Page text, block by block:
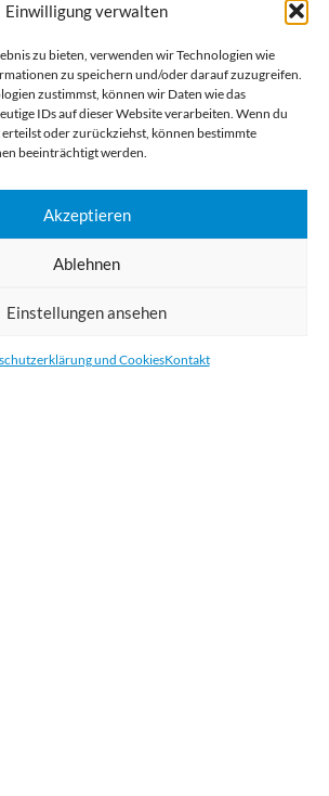
Einwilligung verwalten
zu bieten, verwenden wir Technologien wie
zu speichern und/oder darauf zuzugreifen.
zustimmst, können wir Daten wie das
IDs auf dieser Website verarbeiten. Wenn du
oder zurückziehst, können bestimmte
beeinträchtigt werden.
Akzeptieren
Ablehnen
Einstellungen ansehen
und CookiesKontakt
Werbemittel online für Ihr Unternehmen. Wir
unsere Druckprodukte Deutschland,